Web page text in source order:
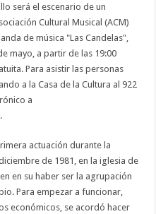
será el escenario de un
Cultural Musical (ACM)
de música "Las Candelas",
mayo, a partir de las 19:00
Para asistir las personas
a la Casa de la Cultura al 922
a
actuación durante la
de 1981, en la iglesia de
en su haber ser la agrupación
Para empezar a funcionar,
económicos, se acordó hacer